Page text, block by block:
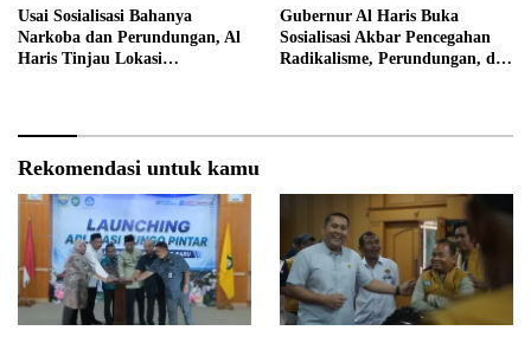
Usai Sosialisasi Bahanya
Narkoba dan Perundungan, Al
Haris Tinjau Lokasi
Gubernur Al Haris Buka
Sosialisasi Akbar Pencegahan
Radikalisme, Perundungan, dan
Rekomendasi untuk kamu